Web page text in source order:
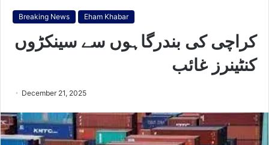
Breaking News Eham Khabar
کراچی کی بندرگاہوں سے سینکڑوں
کنٹینرز غائب
December 21, 2025